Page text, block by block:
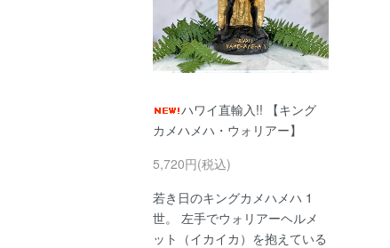
ハワイ直輸入!! 【キング
カメハメハ・ウォリアー】
5,720円(税込)
若き日のキングカメハメハ 1
世。 左手でウォリアーヘルメ
ット（イカイカ）を抱えている